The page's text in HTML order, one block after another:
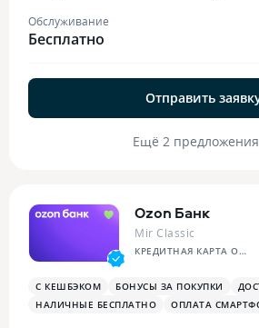
Обслуживание
Бесплатно
Отправить
Ещё 2 предложения
Ozon Банк
Mir Classic
КРЕДИТНАЯ КАРТА OZON
С КЕШБЭКОМ БОНУСЫ ЗА ПОКУПКИ
НАЛИЧНЫЕ БЕСПЛАТНО
ОПЛАТА